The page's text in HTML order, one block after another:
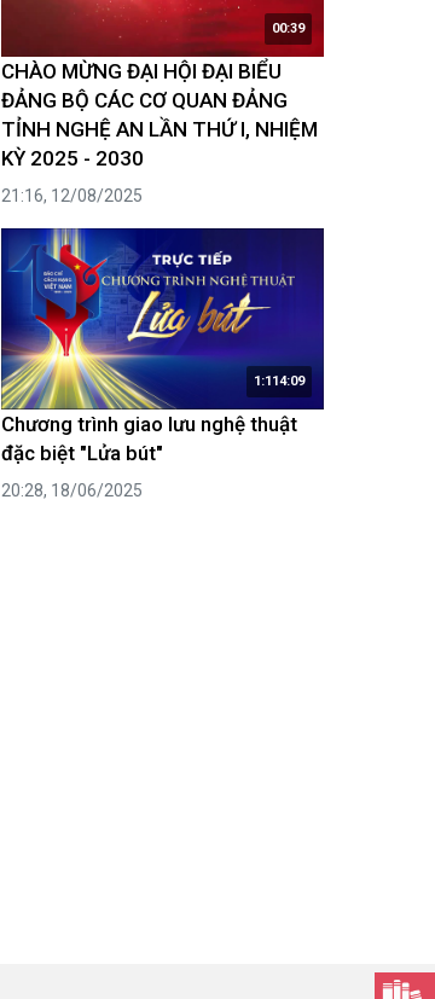
00:39
CHÀO MỪNG ĐẠI HỘI ĐẠI BIỂU
ĐẢNG BỘ CÁC CƠ QUAN ĐẢNG
TỈNH NGHỆ AN LẦN THỨ I, NHIỆM
KỲ 2025 - 2030
21:16, 12/08/2025
1:114:09
Chương trình giao lưu nghệ thuật
đặc biệt "Lửa bút"
20:28, 18/06/2025